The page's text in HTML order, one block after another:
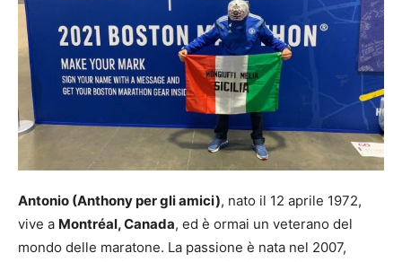
Antonio (Anthony per gli amici), nato il 12 aprile 1972,
vive a Montréal, Canada, ed è ormai un veterano del
mondo delle maratone. La passione è nata nel 2007,